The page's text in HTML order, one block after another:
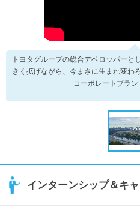
トヨタグループの総合デベロッパーと
きく拡げながら、今まさに生まれ変わ
コーポレートブラン
インターンシップ＆キ